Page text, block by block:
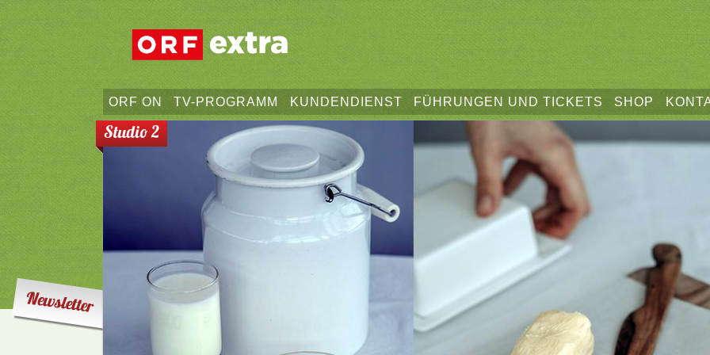
ORF ON TV-PROGRAMM KUNDENDIENST FÜHRUNGEN UND TICKETS SHOP
Studio 2